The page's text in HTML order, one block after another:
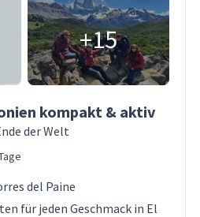
+15
kompakt & aktiv
der Welt
del Paine
für jeden Geschmack in El